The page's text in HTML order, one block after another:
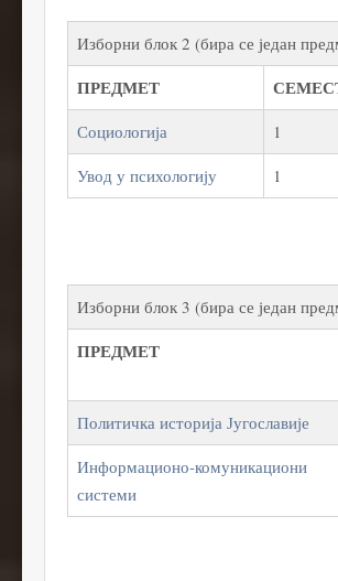
Изборни блок 2 (бира се један
ПРЕДМЕТ
Социологија 1
Увод у психологију
1
Изборни блок 3 (бира се један
ПРЕДМЕТ
Политичка историја Југославије
Информационо-комуникациони
системи